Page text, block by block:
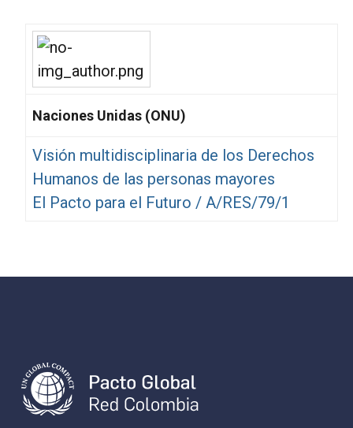
Naciones Unidas (ONU)
Visión multidisciplinaria de los Derechos
Humanos de las personas mayores
El Pacto para el Futuro / A/RES/79/1